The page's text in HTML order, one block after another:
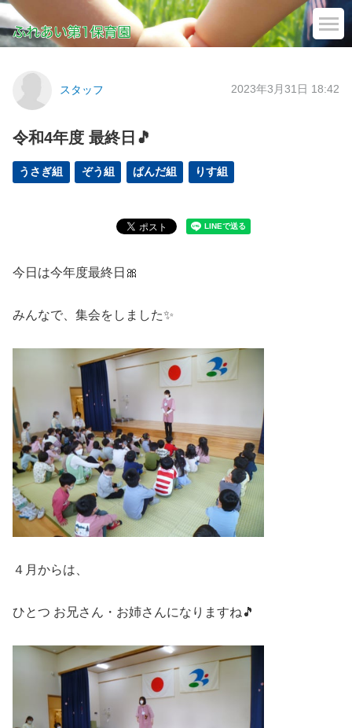
スタッフ 2023年3月31日 18:42
令和4年度 最終日🎵
うさぎ組 ぞう組 ぱんだ組 りす組
今日は今年度最終日🎀
みんなで、集会をしました✨
４月からは、
ひとつ お兄さん・お姉さんになりますね🎵